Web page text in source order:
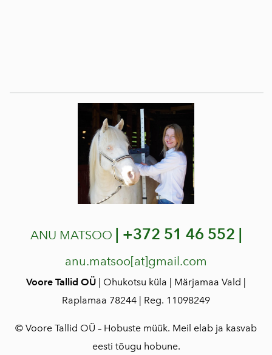
ANU MATSOO | +372 51 46 552 |
anu.matsoo[at]gmail.com
Voore Tallid OÜ | Ohukotsu küla | Märjamaa Vald |
Raplamaa 78244 | Reg. 11098249
© Voore Tallid OÜ – Hobuste müük. Meil elab ja kasvab
eesti tõugu hobune.